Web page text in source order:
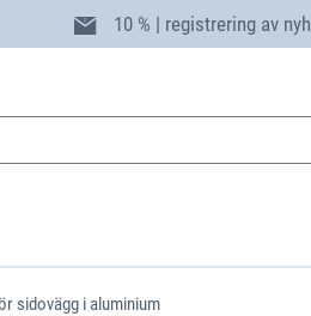
10 % | registrering av
sidovägg i aluminium